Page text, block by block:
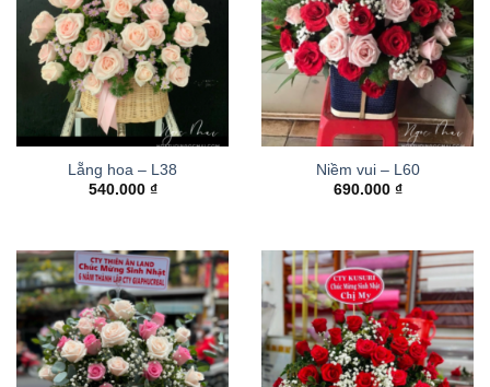
Lẵng hoa – L38
540.000 ₫
Niềm vui – L60
690.000 ₫